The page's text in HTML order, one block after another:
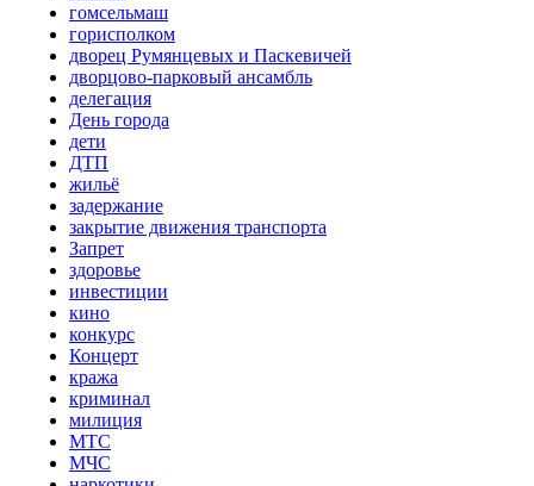
гомсельмаш
горисполком
дворец Румянцевых и Паскевичей
дворцово-парковый ансамбль
делегация
День города
дети
ДТП
жильё
задержание
закрытие движения транспорта
Запрет
здоровье
инвестиции
кино
конкурс
Концерт
кража
криминал
милиция
МТС
МЧС